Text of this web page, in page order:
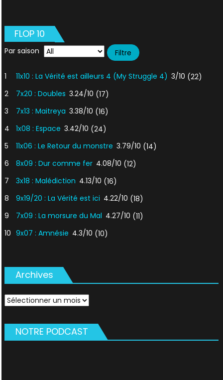
FLOP 10
Par saison
1 11x10 : La Vérité est ailleurs 4 (My Struggle 4) 3/10 (22)
2
7x20 : Doubles 3.24/10 (17)
3
7x13 : Maitreya 3.38/10 (16)
4
1x08 : Espace 3.42/10 (24)
5
11x06 : Le Retour du monstre 3.79/10 (14)
6
8x09 : Dur comme fer 4.08/10 (12)
7
3x18 : Malédiction 4.13/10 (16)
8
9x19/20 : La Vérité est ici 4.22/10 (18)
9
7x09 : La morsure du Mal 4.27/10 (11)
10 9x07 : Amnésie 4.3/10 (10)
Archives
Archives
NOTRE PODCAST